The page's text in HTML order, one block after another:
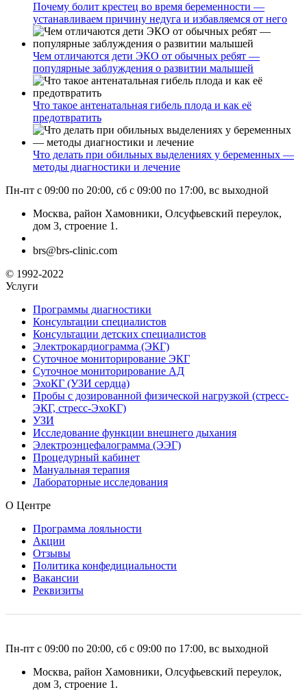
Почему болит крестец во время беременности —
устанавливаем причину недуга и избавляемся от него
Чем отличаются дети ЭКО от обычных ребят —
популярные заблуждения о развитии малышей
Что такое антенатальная гибель плода и как её
предотвратить
Что делать при обильных выделениях у беременных —
методы диагностики и лечение
Пн-пт с 09:00 по 20:00, сб с 09:00 по 17:00, вс выходной
Москва, район Хамовники, Олсуфьевский переулок,
дом 3, строение 1.
brs@brs-clinic.com
© 1992-2022
Услуги
Программы диагностики
Консультации специалистов
Консультации детских специалистов
Электрокардиограмма (ЭКГ)
Суточное мониторирование ЭКГ
Суточное мониторирование АД
ЭхоКГ (УЗИ сердца)
Пробы с дозированной физической нагрузкой (стресс-
ЭКГ, стресс-ЭхоКГ)
УЗИ
Исследование функции внешнего дыхания
Электроэнцефалограмма (ЭЭГ)
Процедурный кабинет
Мануальная терапия
Лабораторные исследования
О Центре
Программа лояльности
Акции
Отзывы
Политика конфедициальности
Вакансии
Реквизиты
Пн-пт с 09:00 по 20:00, сб с 09:00 по 17:00, вс выходной
Москва, район Хамовники, Олсуфьевский переулок,
дом 3, строение 1.